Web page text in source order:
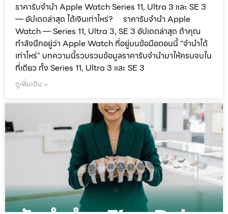
ราคารับจำนำ Apple Watch Series 11, Ultra 3 และ SE 3
— อัปเดตล่าสุด ได้เงินเท่าไหร่? ราคารับจำนำ Apple
Watch — Series 11, Ultra 3, SE 3 อัปเดตล่าสุด ถ้าคุณ
กำลังนึกอยู่ว่า Apple Watch ที่อยู่บนข้อมือตอนนี้ “จำนำได้
เท่าไหร่” บทความนี้รวบรวมข้อมูลราคารับจำนำมาให้ครบจบใน
ที่เดียว ทั้ง Series 11, Ultra 3 และ SE 3
ดูเพิ่มเติม »